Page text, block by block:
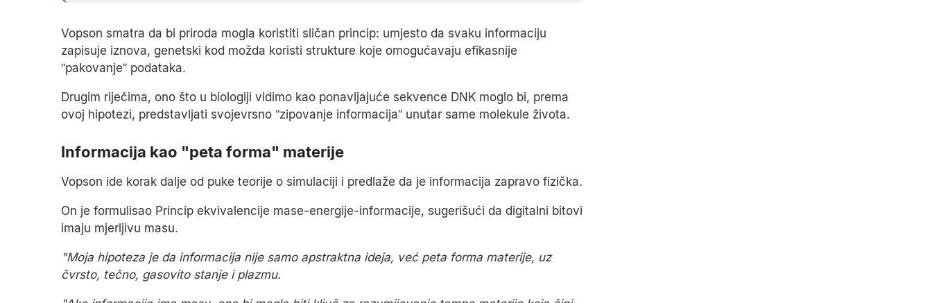
Vopson smatra da bi priroda mogla koristiti sličan princip: umjesto da svaku informaciju
zapisuje iznova, genetski kod možda koristi strukture koje omogućavaju efikasnije
“pakovanje” podataka.
Drugim riječima, ono što u biologiji vidimo kao ponavljajuće sekvence DNK moglo bi, prema
ovoj hipotezi, predstavljati svojevrsno “zipovanje informacija” unutar same molekule života.
Informacija kao "peta forma" materije
Vopson ide korak dalje od puke teorije o simulaciji i predlaže da je informacija zapravo fizička.
On je formulisao Princip ekvivalencije mase-energije-informacije, sugerišući da digitalni bitovi
imaju mjerljivu masu.
"Moja hipoteza je da informacija nije samo apstraktna ideja, već peta forma materije, uz
čvrsto, tečno, gasovito stanje i plazmu.